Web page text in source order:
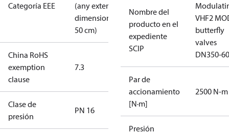
Categoría EEE
(any external
dimension <
50 cm)
China RoHS
exemption
clause
7.3
Clase de
presión
PN 16
Nombre del
producto en el
expediente
SCIP
VHF2
butterfly
valves
DN350-
Par de
accionamiento
[N·m]
2500 N-m
Presión